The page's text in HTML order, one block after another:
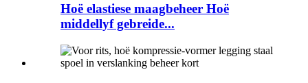
Hoë elastiese maagbeheer Hoë
middellyf gebreide...